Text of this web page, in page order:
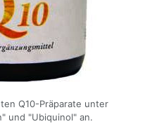
Q10-Präparate unter
und "Ubiquinol" an.